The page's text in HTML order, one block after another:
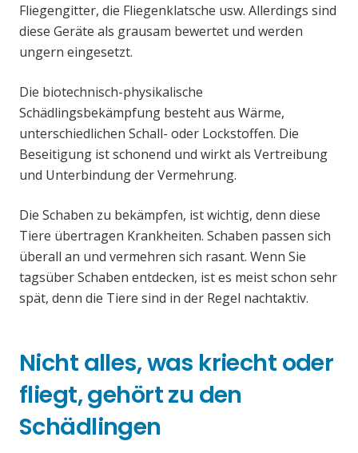
Fliegengitter, die Fliegenklatsche usw. Allerdings sind
diese Geräte als grausam bewertet und werden
ungern eingesetzt.
Die biotechnisch-physikalische
Schädlingsbekämpfung besteht aus Wärme,
unterschiedlichen Schall- oder Lockstoffen. Die
Beseitigung ist schonend und wirkt als Vertreibung
und Unterbindung der Vermehrung.
Die Schaben zu bekämpfen, ist wichtig, denn diese
Tiere übertragen Krankheiten. Schaben passen sich
überall an und vermehren sich rasant. Wenn Sie
tagsüber Schaben entdecken, ist es meist schon sehr
spät, denn die Tiere sind in der Regel nachtaktiv.
Nicht alles, was kriecht oder
fliegt, gehört zu den
Schädlingen